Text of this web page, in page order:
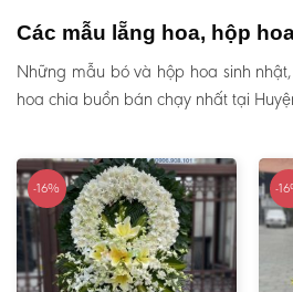
Các mẫu lẵng hoa, hộp
Những mẫu bó và hộp hoa sinh
hoa chia buồn bán chạy nhất tại
-16% -